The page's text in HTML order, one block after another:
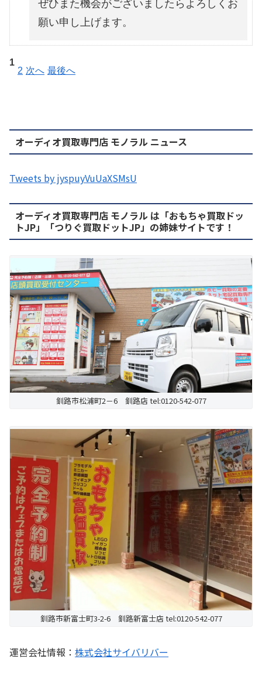
ぜひまた機会がございましたらよろしくお
願い申し上げます。
1
2 次へ 最後へ
オーディオ買取専門店 モノラル ニュース
Tweets by jyspuyVuUaXSMsU
オーディオ買取専門店 モノラル は「おもちゃ買取ドッ
トJP」「つりぐ買取ドットJP」の姉妹サイトです！
釧路市松浦町2－6 釧路店 tel:0120-542-077
釧路市新富士町3-2-6 釧路新富士店 tel:0120-542-077
運営会社情報： 株式会社サイバリバー